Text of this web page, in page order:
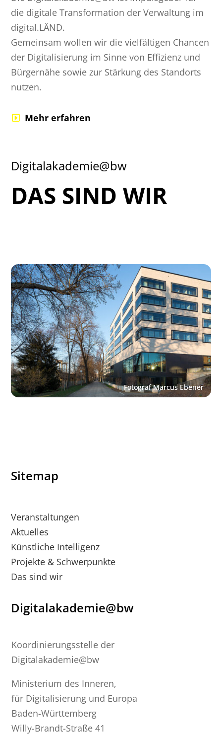
die digitale Transformation der Verwaltung im
digital.LÄND.
Gemeinsam wollen wir die vielfältigen Chancen
der Digitalisierung im Sinne von Effizienz und
Bürgernähe sowie zur Stärkung des Standorts
nutzen.
Mehr erfahren
Digitalakademie@bw
DAS SIND WIR
Sitemap
Veranstaltungen
Aktuelles
Künstliche Intelligenz
Projekte & Schwerpunkte
Das sind wir
Digitalakademie@bw
Koordinierungsstelle der
Digitalakademie@bw
Ministerium des Inneren,
für Digitalisierung und Europa
Baden-Württemberg
Willy-Brandt-Straße 41